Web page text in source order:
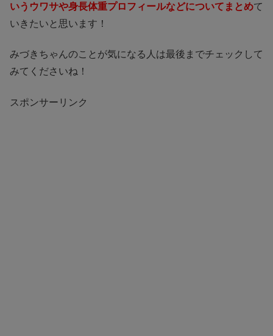
いうウワサや身長体重プロフィールなどについてまとめて
いきたいと思います！
みづきちゃんのことが気になる人は最後までチェックして
みてくださいね！
スポンサーリンク